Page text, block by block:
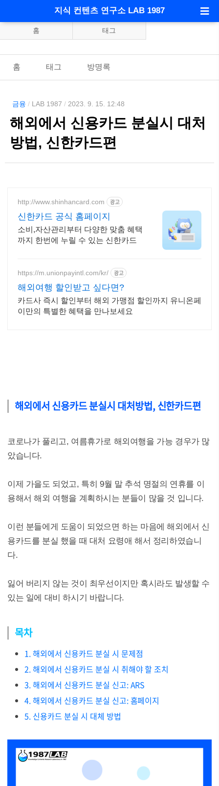
지식 컨텐츠 연구소 LAB 1987
홈 태그
홈 태그 방명록
금융 / LAB 1987 / 2023. 9. 15. 12:48
해외에서 신용카드 분실시 대처
방법, 신한카드편
http://www.shinhancard.com 광고
신한카드 공식 홈페이지
소비,자산관리부터 다양한 맞춤 혜택
까지 한번에 누릴 수 있는 신한카드
https://m.unionpayintl.com/kr/ 광고
해외여행 할인받고 싶다면?
카드사 즉시 할인부터 해외 가맹점 할인까지 유니온페
이만의 특별한 혜택을 만나보세요
해외에서 신용카드 분실시 대처방법, 신한카드편
코로나가 풀리고, 여름휴가로 해외여행을 가능 경우가 많
았습니다.
이제 가을도 되었고, 특히 9월 말 추석 명절의 연휴를 이
용해서 해외 여행을 계획하시는 분들이 많을 것 입니다.
이런 분들에게 도움이 되었으면 하는 마음에 해외에서 신
용카드를 분실 했을 때 대처 요령애 해서 정리하였습니
다.
잃어 버리지 않는 것이 최우선이지만 혹시라도 발생할 수
있는 일에 대비 하시기 바랍니다.
목차
1. 해외에서 신용카드 분실 시 문제점
2. 해외에서 신용카드 분실 시 취해야 할 조치
3. 해외에서 신용카드 분실 신고: ARS
4. 해외에서 신용카드 분실 신고: 홈페이지
5. 신용카드 분실 시 대체 방법